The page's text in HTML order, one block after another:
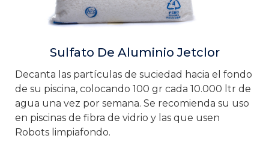
Sulfato De Aluminio Jetclor
Decanta las partículas de suciedad hacia el fondo
de su piscina, colocando 100 gr cada 10.000 ltr de
agua una vez por semana. Se recomienda su uso
en piscinas de fibra de vidrio y las que usen
Robots limpiafondo.